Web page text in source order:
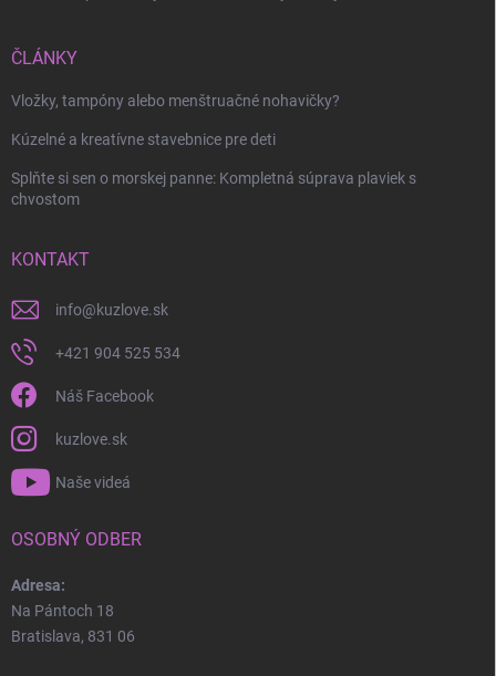
ČLÁNKY
Vložky, tampóny alebo menštruačné nohavičky?
Kúzelné a kreatívne stavebnice pre deti
Splňte si sen o morskej panne: Kompletná súprava plaviek s
chvostom
KONTAKT
info@kuzlove.sk
+421 904 525 534
Náš Facebook
kuzlove.sk
Naše videá
OSOBNÝ ODBER
Adresa:
Na Pántoch 18
Bratislava, 831 06